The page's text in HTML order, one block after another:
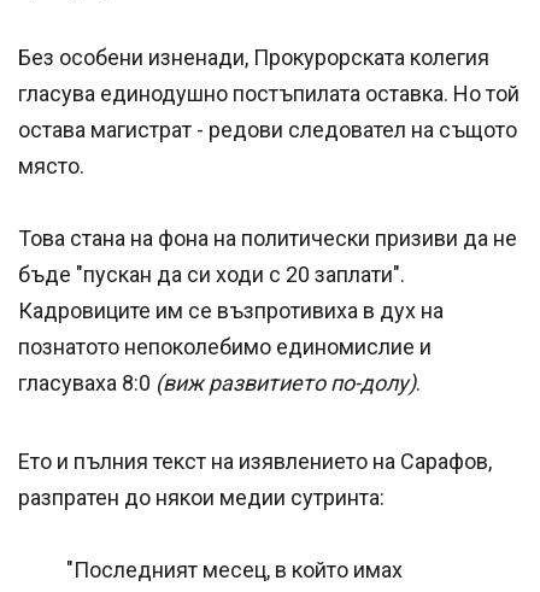
Без особени изненади, Прокурорската колегия
гласува единодушно постъпилата оставка. Но той
остава магистрат - редови следовател на същото
място.
Това стана на фона на политически призиви да не
бъде "пускан да си ходи с 20 заплати".
Кадровиците им се възпротивиха в дух на
познатото непоколебимо единомислие и
гласуваха 8:0 (виж развитието по-долу).
Ето и пълния текст на изявлението на Сарафов,
разпратен до някои медии сутринта:
"Последният месец, в който имах